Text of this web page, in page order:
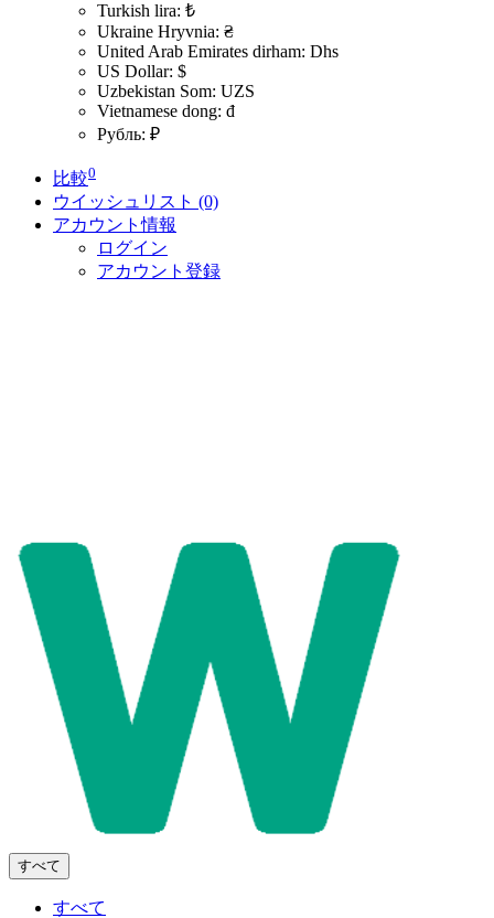
Turkish lira: ₺
Ukraine Hryvnia: ₴
United Arab Emirates dirham: Dhs
US Dollar: $
Uzbekistan Som: UZS
Vietnamese dong: đ
Рубль: ₽
比較0
ウイッシュリスト (0)
アカウント情報
ログイン
アカウント登録
すべて
すべて